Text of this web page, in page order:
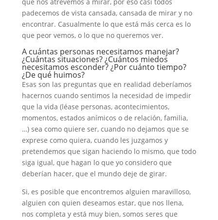
padecemos de vista cansada, cansada de mirar y no
encontrar. Casualmente lo que está más cerca es lo
que peor vemos, o lo que no queremos ver.
A cuántas personas necesitamos manejar?
¿Cuántas situaciones? ¿Cuántos miedos
necesitamos esconder? ¿Por cuánto tiempo?
¿De qué huimos?
Esas son las preguntas que en realidad deberíamos
hacernos cuando sentimos la necesidad de impedir
que la vida (léase personas, acontecimientos,
momentos, estados anímicos o de relación, familia,
…) sea como quiere ser, cuando no dejamos que se
exprese como quiera, cuando les juzgamos y
pretendemos que sigan haciendo lo mismo, que todo
siga igual, que hagan lo que yo considero que
deberían hacer, que el mundo deje de girar.
Si, es posible que encontremos alguien maravilloso,
alguien con quien deseamos estar, que nos llena,
nos completa y está muy bien, somos seres que